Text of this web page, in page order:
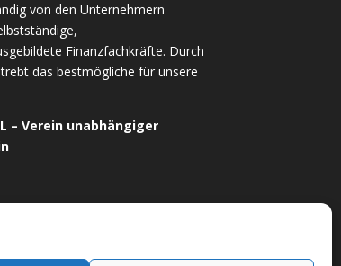
von den Unternehmern
Finanzfachkräfte. Durch
das bestmögliche für unsere
– Verein unabhängiger